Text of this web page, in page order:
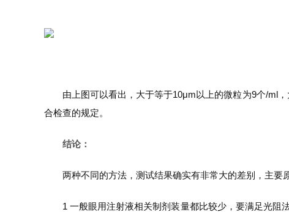
由上图可以看出，大于等于10μm以上的微粒为9个/ml
合检查的规定。
结论：
两种不同的方法，测试结果确实有非常大的差别，主要
1 一般眼用注射液相关制剂装量都比较少，要满足光